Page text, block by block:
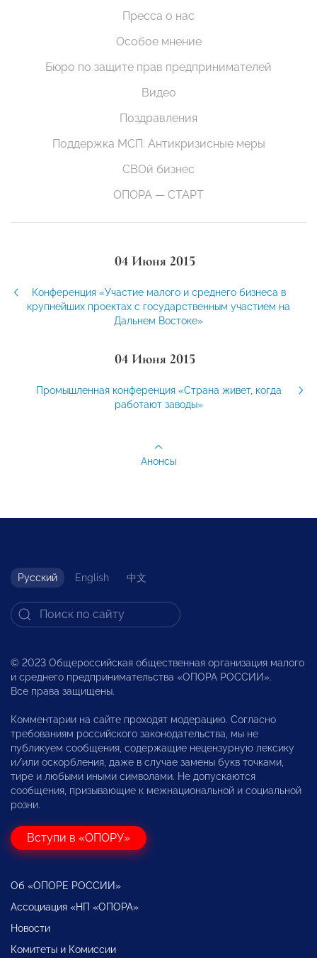
Пресса о нас
Особое мнение
Бюро по защите прав предпринимателей
Видео
Поздравления
Поддержка МСП. Антикризисные меры
СВОй бизнес
ОПОРА — СТАРТ
04 Июня 2015
Конференция «Участие малого и среднего бизнеса в
крупнейших проектах с государственным участием на
Дальнем Востоке»
04 Июня 2015
Промышленная конференция «Страна живет, когда
работают заводы»
Анонсы
Русский English 中文
© 2023 Общероссийская общественная организация малого
и среднего предпринимательства «ОПОРА РОССИИ».
Все права защищены.
Комментарии на сайте проходят модерацию. Согласно
требованиям российского законодательства, мы не
публикуем сообщения, содержащие нецензурную лексику
и/или оскорбления, даже в случае замены букв точками,
тире и любыми иными символами. Не допускаются
сообщения, призывающие к межнациональной и социальной
розни.
Вступи в «ОПОРУ»
Об «ОПОРЕ РОССИИ»
Ассоциация «НП «ОПОРА»
Новости
Комитеты и Комиссии